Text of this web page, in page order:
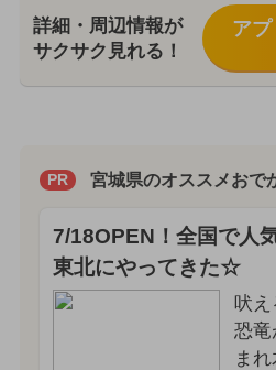
詳細・周辺情報が
サクサク見れる！
ア
PR 宮城県のオススメおで
7/18OPEN！全国で人
東北にやってきた☆
吠
恐竜
ま